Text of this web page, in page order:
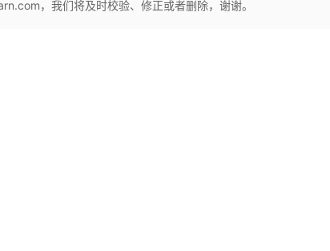
，我们将及时校验、修正或者删除，谢谢。